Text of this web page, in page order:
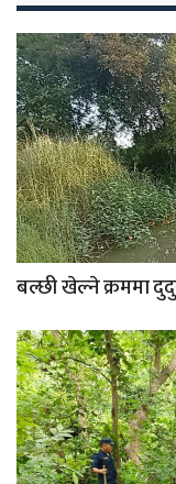
बल्छी खेल्ने क्रममा